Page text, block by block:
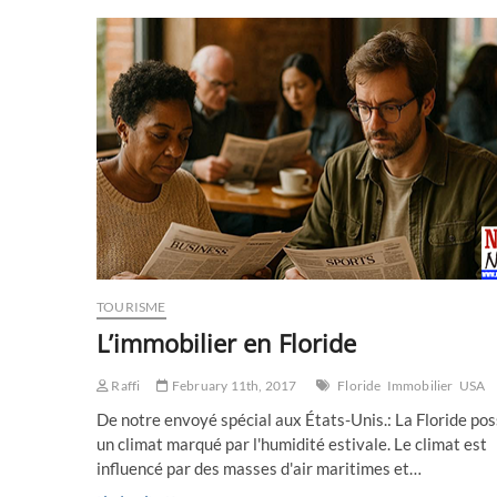
…
TOURISME
L’immobilier en Floride
Raffi February 11th, 2017 Floride Immobilier USA
De notre envoyé spécial aux États-Unis.: La Floride
un climat marqué par l'humidité estivale. Le climat est
influencé par des masses d'air maritimes et…